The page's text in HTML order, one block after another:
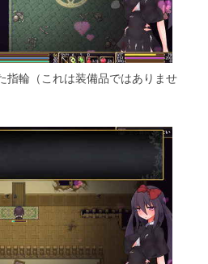
指輪（これは装備品ではありませ